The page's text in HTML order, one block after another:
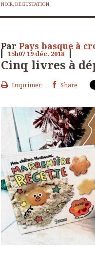
NOIR, DEGUSTATION
Par Pays basque à
15h0719 déc. 2018
Cinq livres à
Imprimer Share